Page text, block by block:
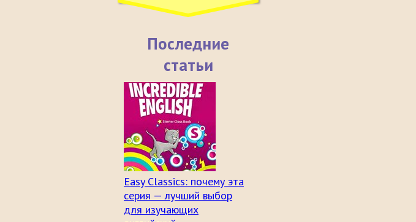
Последние
статьи
Easy Classics: почему эта
серия — лучший выбор
для изучающих